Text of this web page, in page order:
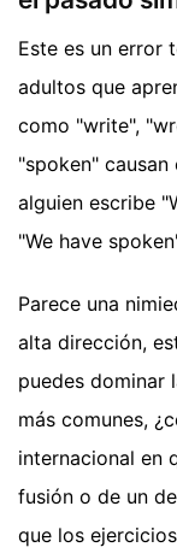
Este es un error
adultos que
como "write",
"spoken"
alguien escribe
"We have
Parece una
alta dirección,
puedes dominar
más comunes,
internacional en
fusión o de un
que los